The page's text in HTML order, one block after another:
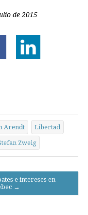
de 2015
Arendt Libertad
Zweig
e intereses en
→